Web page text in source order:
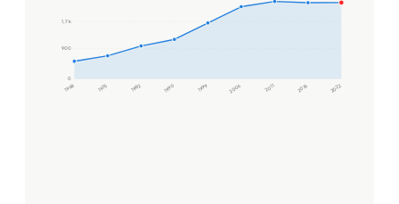
0
900
1,7 k
1968 1975 1982 1990 1999 2006 2011 2016 2022